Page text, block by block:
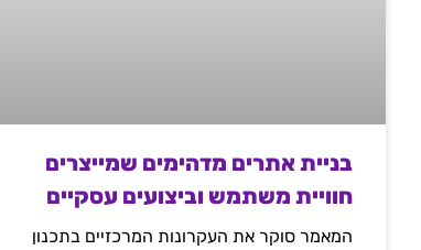
בניית אתרים מדהימים שמייצרים
חוויית משתמש וביצועים עסקיים
המאמר סוקר את העקרונות המרכזיים בתכנון